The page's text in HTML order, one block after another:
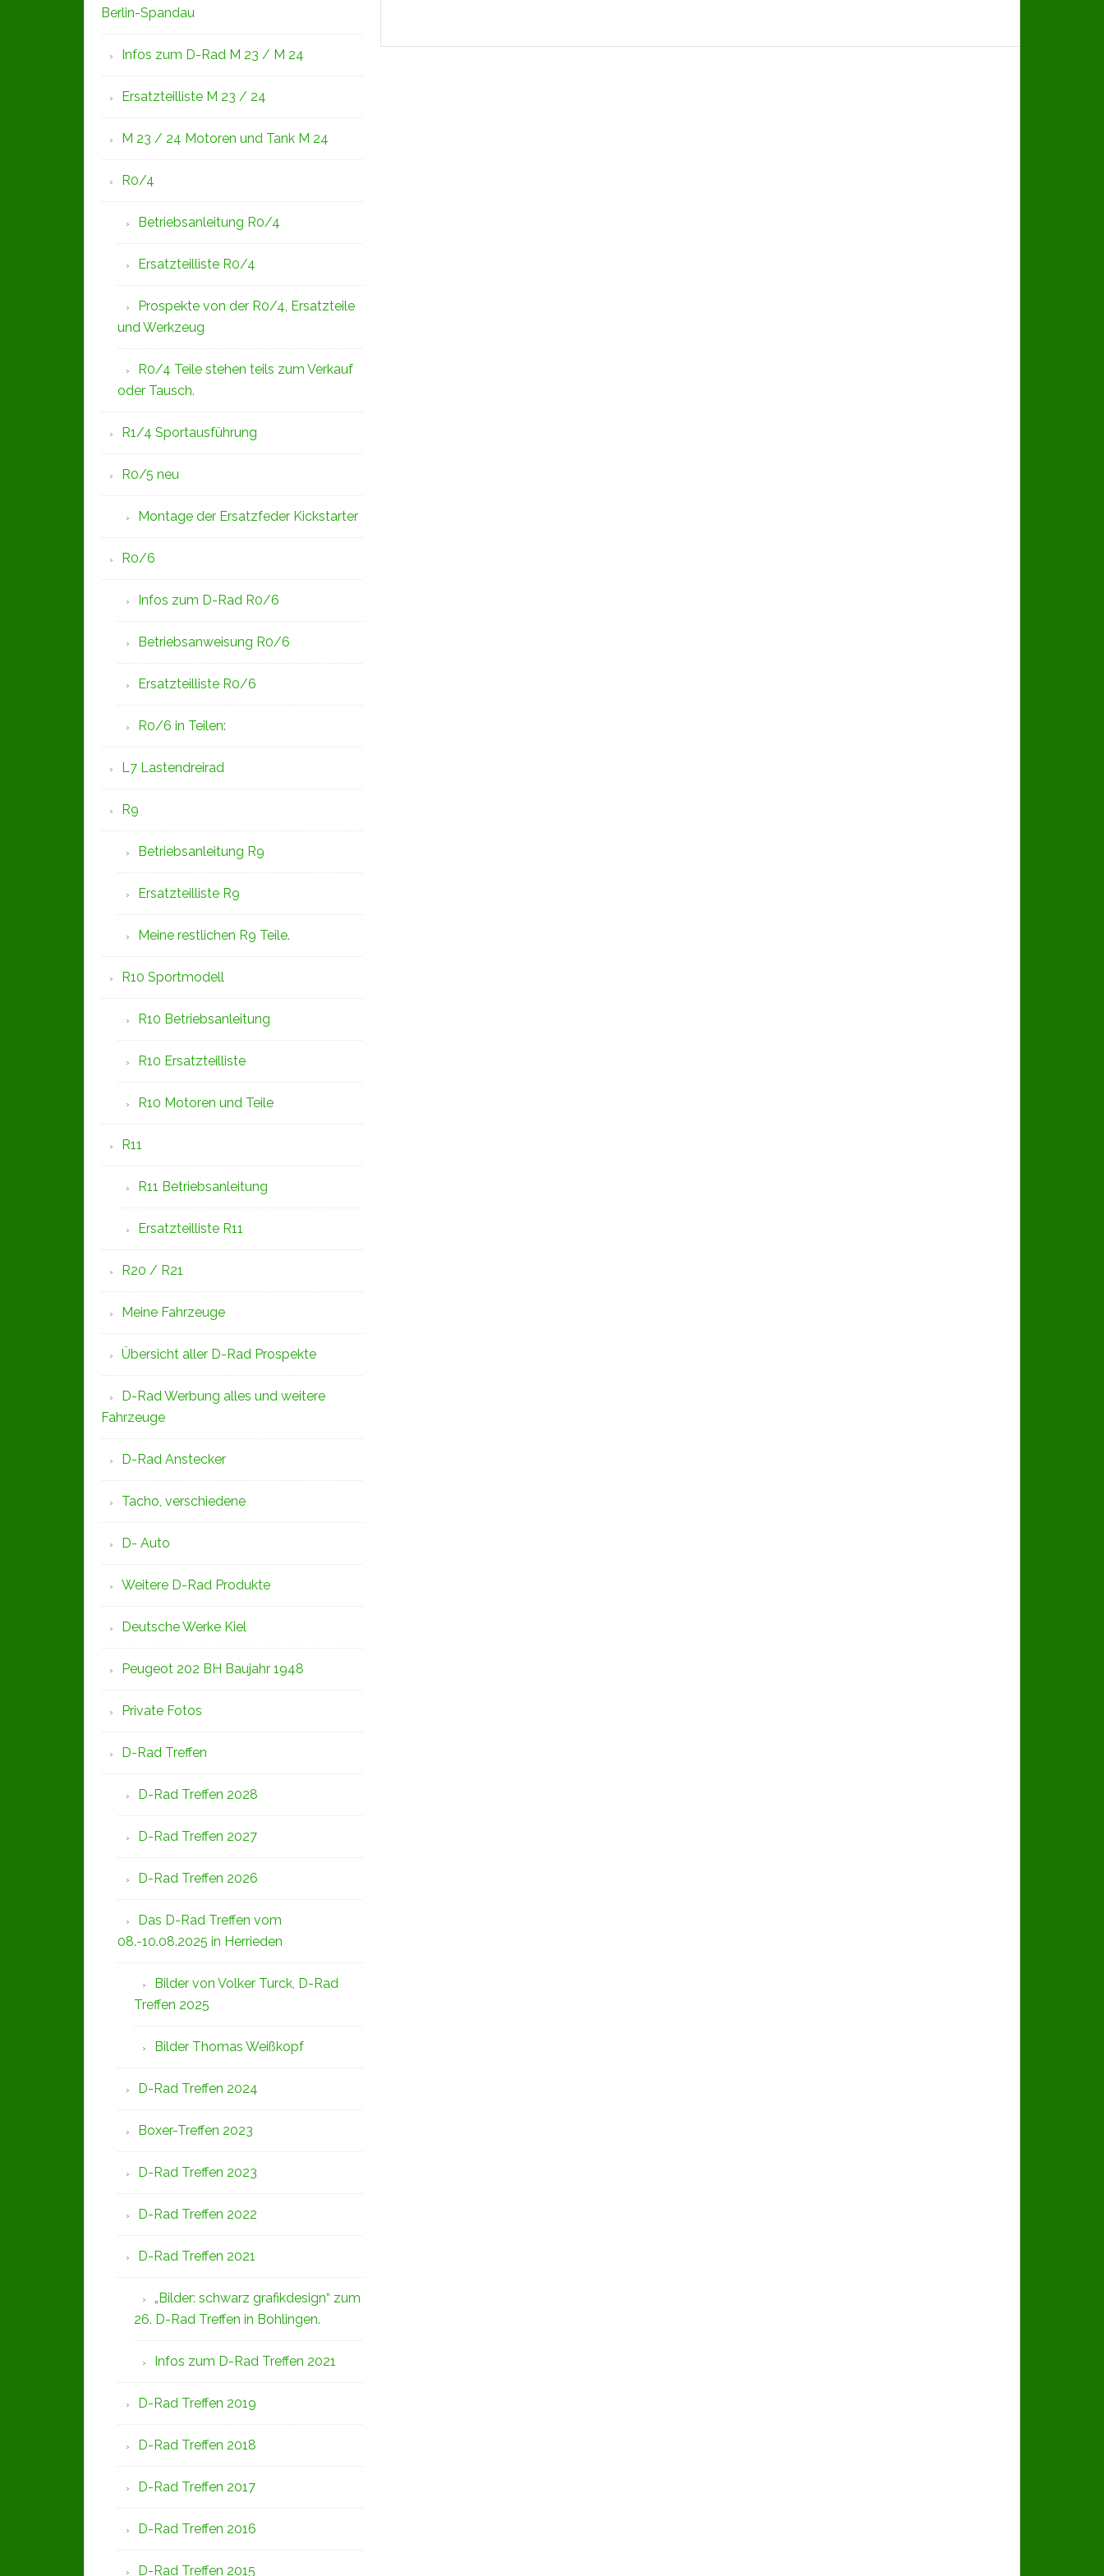
Berlin-Spandau
Infos zum D-Rad M 23 / M 24
Ersatzteilliste M 23 / 24
M 23 / 24 Motoren und Tank M 24
R0/4
Betriebsanleitung R0/4
Ersatzteilliste R0/4
Prospekte von der R0/4, Ersatzteile
und Werkzeug
R0/4 Teile stehen teils zum Verkauf
oder Tausch.
R1/4 Sportausführung
R0/5 neu
Montage der Ersatzfeder Kickstarter
R0/6
Infos zum D-Rad R0/6
Betriebsanweisung R0/6
Ersatzteilliste R0/6
R0/6 in Teilen:
L7 Lastendreirad
R9
Betriebsanleitung R9
Ersatzteilliste R9
Meine restlichen R9 Teile.
R10 Sportmodell
R10 Betriebsanleitung
R10 Ersatzteilliste
R10 Motoren und Teile
R11
R11 Betriebsanleitung
Ersatzteilliste R11
R20 / R21
Meine Fahrzeuge
Übersicht aller D-Rad Prospekte
D-Rad Werbung alles und weitere
Fahrzeuge
D-Rad Anstecker
Tacho, verschiedene
D- Auto
Weitere D-Rad Produkte
Deutsche Werke Kiel
Peugeot 202 BH Baujahr 1948
Private Fotos
D-Rad Treffen
D-Rad Treffen 2028
D-Rad Treffen 2027
D-Rad Treffen 2026
Das D-Rad Treffen vom
08.-10.08.2025 in Herrieden
Bilder von Volker Turck, D-Rad
Treffen 2025
Bilder Thomas Weißkopf
D-Rad Treffen 2024
Boxer-Treffen 2023
D-Rad Treffen 2023
D-Rad Treffen 2022
D-Rad Treffen 2021
„Bilder: schwarz grafikdesign“ zum
26. D-Rad Treffen in Bohlingen.
Infos zum D-Rad Treffen 2021
D-Rad Treffen 2019
D-Rad Treffen 2018
D-Rad Treffen 2017
D-Rad Treffen 2016
D-Rad Treffen 2015